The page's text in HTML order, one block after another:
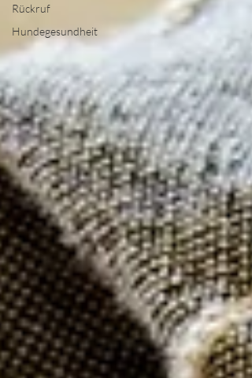
Rückruf
Hundegesundheit